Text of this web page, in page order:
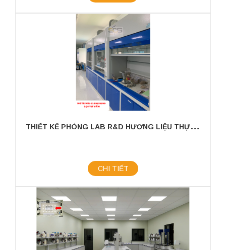
T
HIẾT KẾ PHÒNG LAB R&D HƯƠNG LIỆU THỰC PHẨM KHU VỰC MIỀN NAM
CHI TIẾT